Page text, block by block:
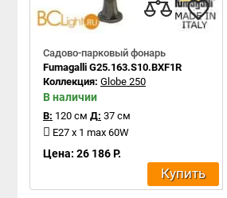
Садово-парковый фонарь
Fumagalli G25.163.S10.BXF1R
Коллекция: Globe 250
В наличии
В: 120 см Д: 37 см
E27 x 1 max 60W
Цена: 26 186 Р.
Купить